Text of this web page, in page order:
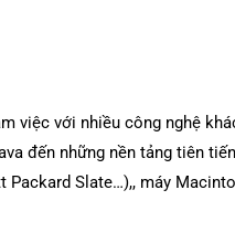
việc với nhiều công nghệ
đến những nền tảng tiên
Packard Slate…),, máy